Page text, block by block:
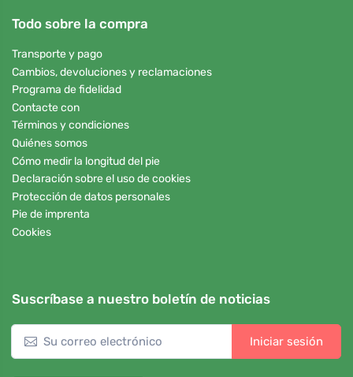
Todo sobre la compra
Transporte y pago
Cambios, devoluciones y reclamaciones
Programa de fidelidad
Contacte con
Términos y condiciones
Quiénes somos
Cómo medir la longitud del pie
Declaración sobre el uso de cookies
Protección de datos personales
Pie de imprenta
Cookies
Suscríbase a nuestro boletín de noticias
Iniciar sesión